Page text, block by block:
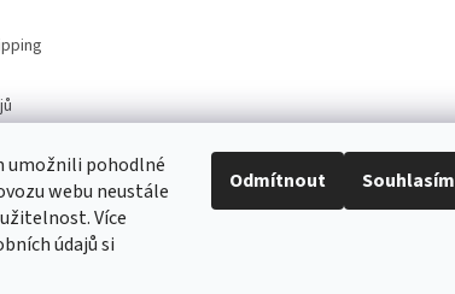
umožnili pohodlné
webu neustále
Více
údajů si
Odmítnout Souhlasím
filmy.cz CD-Soundtrack.cz